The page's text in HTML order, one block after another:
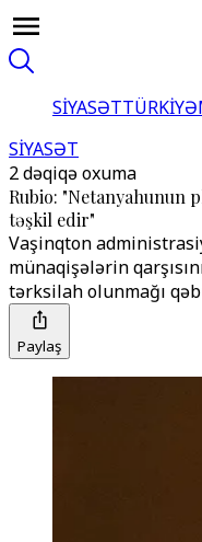
SİYASƏTTÜRKİYƏ
SİYASƏT
2 dəqiqə oxuma
Rubio: "Netanyahunun
təşkil edir"
Vaşinqton
münaqişələrin
tərksilah olunmağı
Paylaş